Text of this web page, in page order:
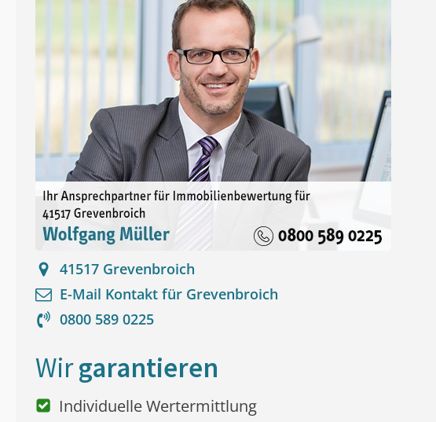
41517 Grevenbroich
E-Mail Kontakt für Grevenbroich
0800 589 0225
Wirgarantieren
Individuelle Wertermittlung